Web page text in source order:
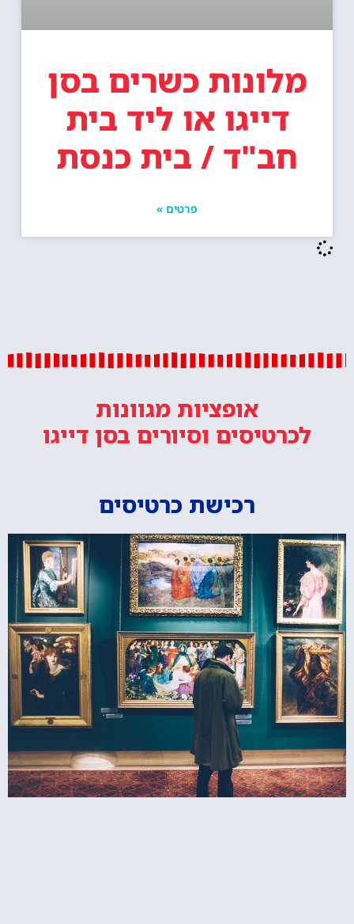
מלונות כשרים בסן
דייגו או ליד בית
חב"ד / בית כנסת
פרטים »
אופציות מגוונות
לכרטיסים וסיורים בסן דייגו
רכישת כרטיסים